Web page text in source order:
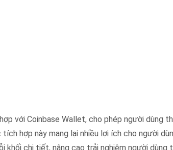
với Coinbase Wallet, cho phép người dùng
hợp này mang lại nhiều lợi ích cho người
khối chi tiết, nâng cao trải nghiệm người dùng